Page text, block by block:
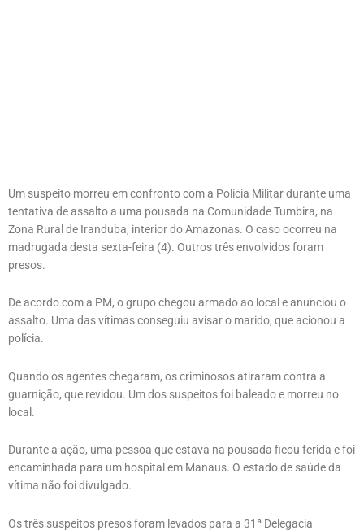
Um suspeito morreu em confronto com a Polícia Militar durante uma
tentativa de assalto a uma pousada na Comunidade Tumbira, na
Zona Rural de Iranduba, interior do Amazonas. O caso ocorreu na
madrugada desta sexta-feira (4). Outros três envolvidos foram
presos.
De acordo com a PM, o grupo chegou armado ao local e anunciou o
assalto. Uma das vítimas conseguiu avisar o marido, que acionou a
polícia.
Quando os agentes chegaram, os criminosos atiraram contra a
guarnição, que revidou. Um dos suspeitos foi baleado e morreu no
local.
Durante a ação, uma pessoa que estava na pousada ficou ferida e foi
encaminhada para um hospital em Manaus. O estado de saúde da
vítima não foi divulgado.
Os três suspeitos presos foram levados para a 31ª Delegacia